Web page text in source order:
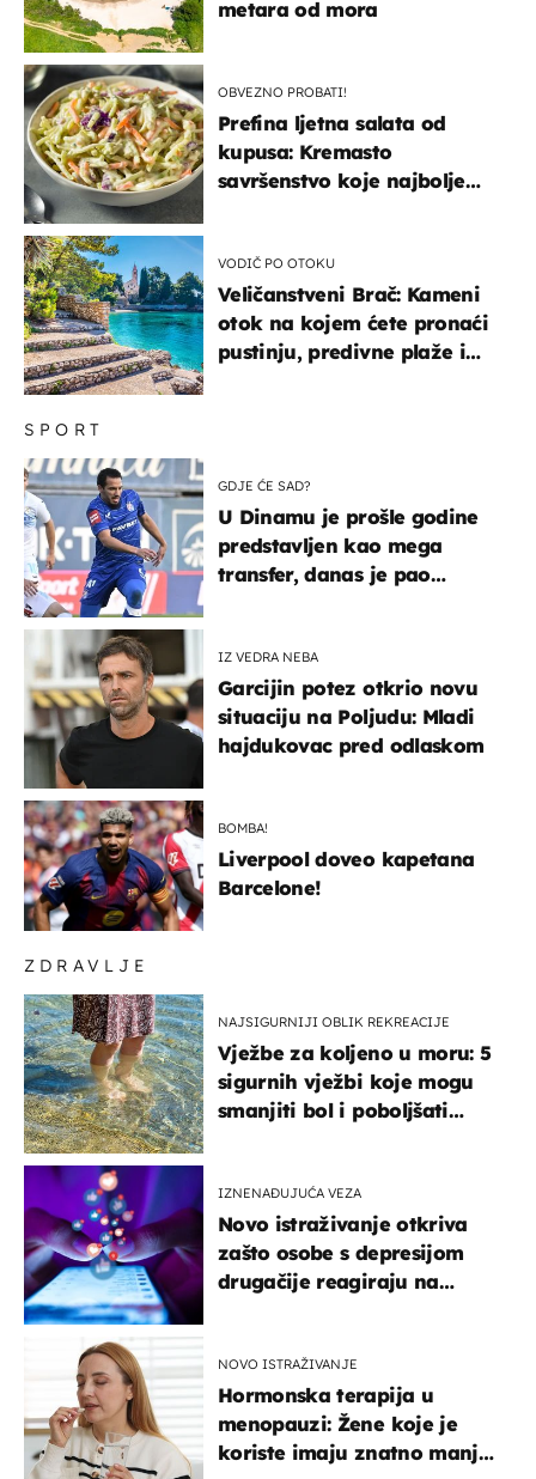
ZDRAVLJE
NAJSIGURNIJI OBLIK REKREACIJE
Vježbe za koljeno u moru: 5
sigurnih vježbi koje mogu
smanjiti bol i poboljšati
IZNENAĐUJUĆA VEZA
Novo istraživanje otkriva
zašto osobe s depresijom
drugačije reagiraju na
NOVO ISTRAŽIVANJE
Hormonska terapija u
menopauzi: Žene koje je
koriste imaju znatno manji
SPORT
GDJE ĆE SAD?
U Dinamu je prošle godine
predstavljen kao mega
transfer, danas je pao
IZ VEDRA NEBA
Garcijin potez otkrio novu
situaciju na Poljudu: Mladi
hajdukovac pred odlaskom
BOMBA!
Liverpool doveo kapetana
Barcelone!
metara od mora
OBVEZNO PROBATI!
Prefina ljetna salata od
kupusa: Kremasto
savršenstvo koje najbolje
VODIČ PO OTOKU
Veličanstveni Brač: Kameni
otok na kojem ćete pronaći
pustinju, predivne plaže i